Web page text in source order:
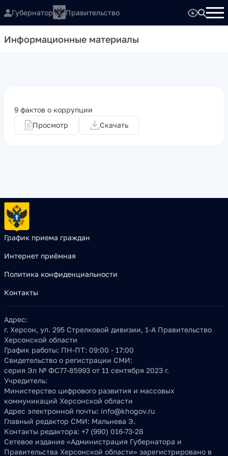
Губернатор Правительство
Информационные материалы
9 фактов о коррупции
Просмотр
Скачать
График приема граждан
Интернет приёмная
Политика конфиденциальности
Контакты
Адрес:
г. Херсон, ул. 295 Стрелковой дивизии, 1-А Правительство
Херсонской области
График работы: ПН-ПТ: 09:00 - 17:00
Свидетельство о регистрации СМИ:
серия Эл № ФС77-85993 от 11 сентября 2023 г.
Учредитель:
Министерство цифрового развития и массовых
коммуникаций Херсонской области
Адрес электронной почты: info@khogov.ru
Главный редактор СМИ: Мальнева Э.
Контакты редактора: +7 (990) 016-73-28
Сетевое издание «Администрация Губернатора и
Правительства Херсонской области» зарегистрировано в